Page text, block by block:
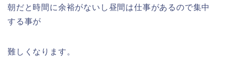
朝だと時間に余裕がないし昼間は仕事があるので集中
する事が
難しくなります。